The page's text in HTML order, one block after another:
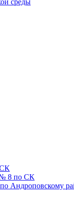
8 по СК
Андроповскому